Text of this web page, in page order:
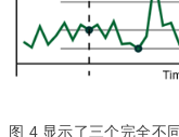
图 4 显示了三个完全不